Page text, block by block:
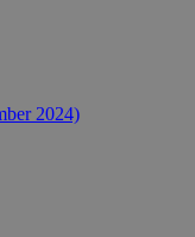
2024)